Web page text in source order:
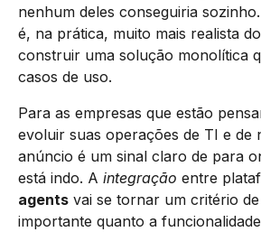
nenhum deles conseguiria
é, na prática, muito mais realista
construir uma solução monolítica
casos de uso.
Para as empresas que estão
evoluir suas operações de TI e de
anúncio é um sinal claro de para
está indo. A integração entre
agents vai se tornar um critério
importante quanto a